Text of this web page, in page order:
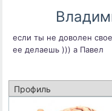
если ты не доволен
ее делаешь ))) а Павел